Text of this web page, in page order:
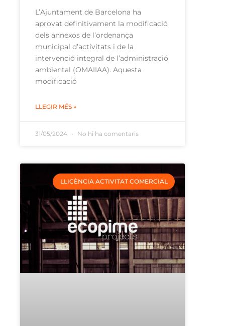
L’Ajuntament de Barcelona ha
aprovat definitivament la modificació
dels annexos de l’ordenança
municipal d’activitats i de la
intervenció integral de l’administració
ambiental (OMAIIAA). Aquesta
modificació
LLEGIR MÉS »
31/05/2024 No hi ha comentaris
LLICÈNCIA ACTIVITAT COMERCIAL